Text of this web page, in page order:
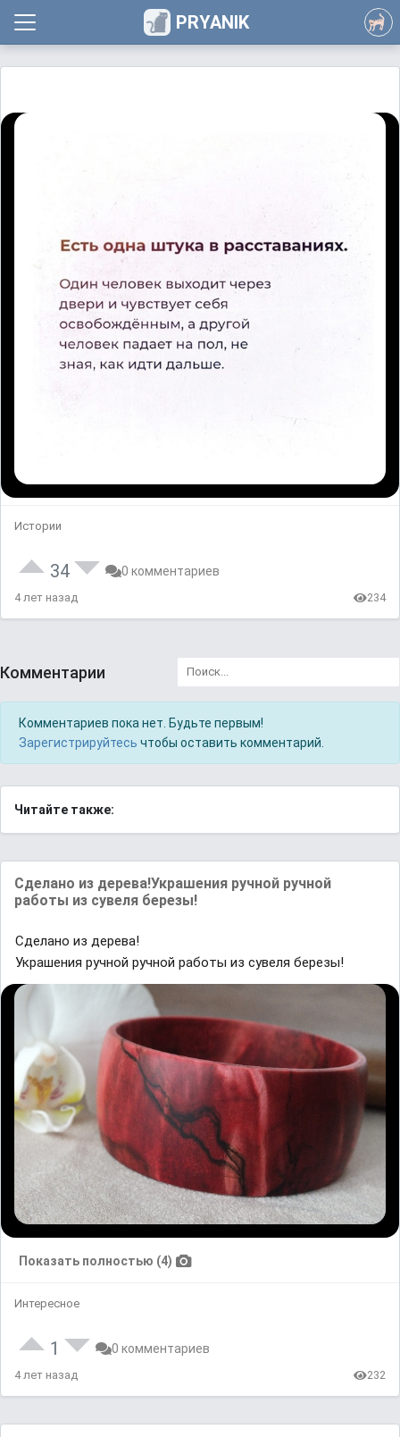
PRYANIK
Истории
34 0 комментариев
4 лет назад 234
Комментарии
Комментариев пока нет. Будьте первым!
Зарегистрируйтесь чтобы оставить комментарий.
Читайте также:
Сделано из дерева!Украшения ручной ручной
работы из сувеля березы!
Сделано из дерева!
Украшения ручной ручной работы из сувеля березы!
Показать полностью (4)
Интересное
1 0 комментариев
4 лет назад 232